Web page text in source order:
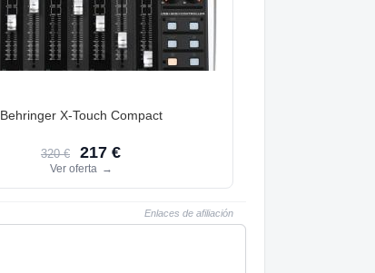
Behringer X-Touch Compact
320 € 217 €
Ver oferta →
Enlaces de afiliación